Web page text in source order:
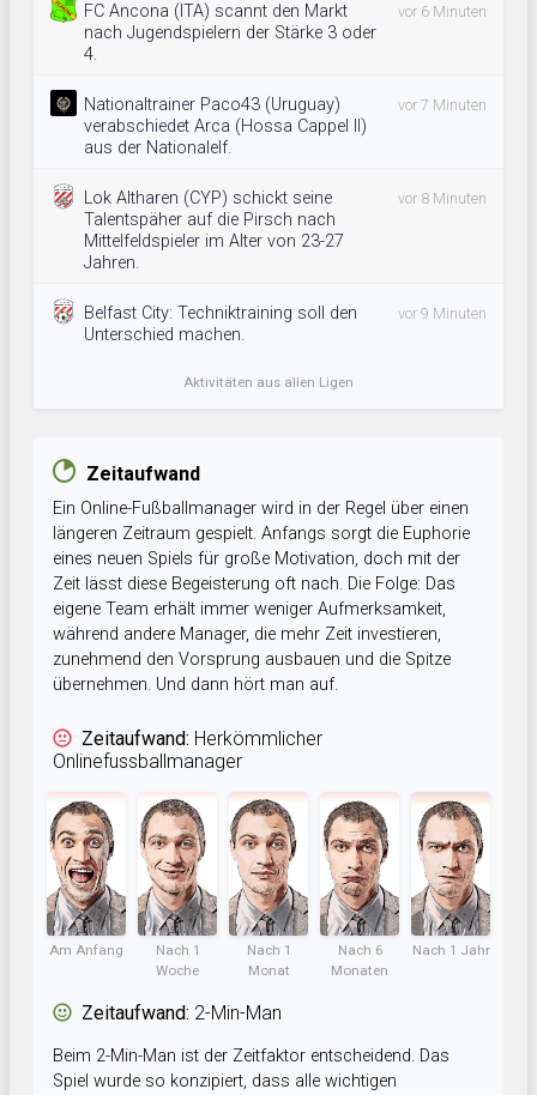
FC Ancona (ITA) scannt den Markt
nach Jugendspielern der Stärke 3 oder
4.
vor 6 Minuten
Nationaltrainer Paco43 (Uruguay)
verabschiedet Arca (Hossa Cappel II)
aus der Nationalelf.
vor 7 Minuten
Lok Altharen (CYP) schickt seine
Talentspäher auf die Pirsch nach
Mittelfeldspieler im Alter von 23-27
Jahren.
vor 8 Minuten
Belfast City: Techniktraining soll den
Unterschied machen.
vor 9 Minuten
Aktivitäten aus allen Ligen
Zeitaufwand
Ein Online-Fußballmanager wird in der Regel über einen
längeren Zeitraum gespielt. Anfangs sorgt die Euphorie
eines neuen Spiels für große Motivation, doch mit der
Zeit lässt diese Begeisterung oft nach. Die Folge: Das
eigene Team erhält immer weniger Aufmerksamkeit,
während andere Manager, die mehr Zeit investieren,
zunehmend den Vorsprung ausbauen und die Spitze
übernehmen. Und dann hört man auf.
Zeitaufwand: Herkömmlicher
Onlinefussballmanager
Am Anfang
Nach 1
Woche
Nach 1
Monat
Nach 6
Monaten
Nach 1 Jahr
Zeitaufwand: 2-Min-Man
Beim 2-Min-Man ist der Zeitfaktor entscheidend. Das
Spiel wurde so konzipiert, dass alle wichtigen